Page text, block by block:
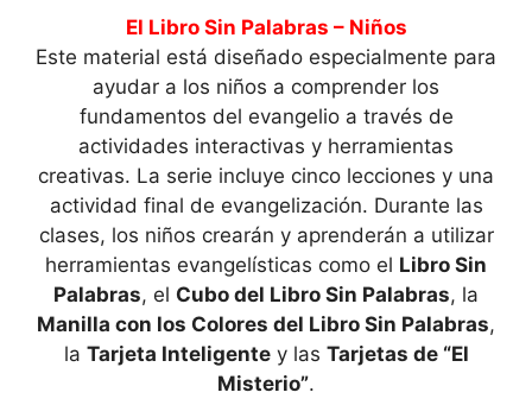
El Libro Sin Palabras – Niños
Este material está diseñado especialmente para
ayudar a los niños a comprender los
fundamentos del evangelio a través de
actividades interactivas y herramientas
creativas. La serie incluye cinco lecciones y una
actividad final de evangelización. Durante las
clases, los niños crearán y aprenderán a utilizar
herramientas evangelísticas como el Libro Sin
Palabras, el Cubo del Libro Sin Palabras, la
Manilla con los Colores del Libro Sin Palabras,
la Tarjeta Inteligentey las Tarjetas de “El
Misterio”.